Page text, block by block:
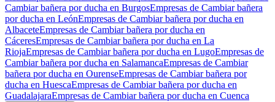
Cambiar bañera por ducha en BurgosEmpresas de Cambiar bañera
por ducha en LeónEmpresas de Cambiar bañera por ducha en
AlbaceteEmpresas de Cambiar bañera por ducha en
CáceresEmpresas de Cambiar bañera por ducha en La
RiojaEmpresas de Cambiar bañera por ducha en LugoEmpresas de
Cambiar bañera por ducha en SalamancaEmpresas de Cambiar
bañera por ducha en OurenseEmpresas de Cambiar bañera por
ducha en HuescaEmpresas de Cambiar bañera por ducha en
GuadalajaraEmpresas de Cambiar bañera por ducha en Cuenca